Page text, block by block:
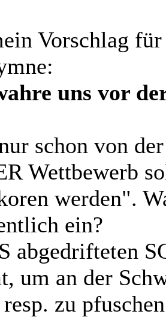
Vorschlag
uns vor
schon von
Wettbewerb
werden".
ein?
abgedrifteten
um an der
resp. zu